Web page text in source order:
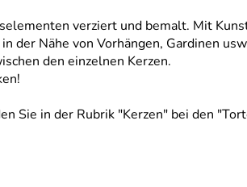
verziert und bemalt. Mit
der Nähe von Vorhängen, Gardinen
den einzelnen Kerzen.
Sie in der Rubrik "Kerzen" bei den